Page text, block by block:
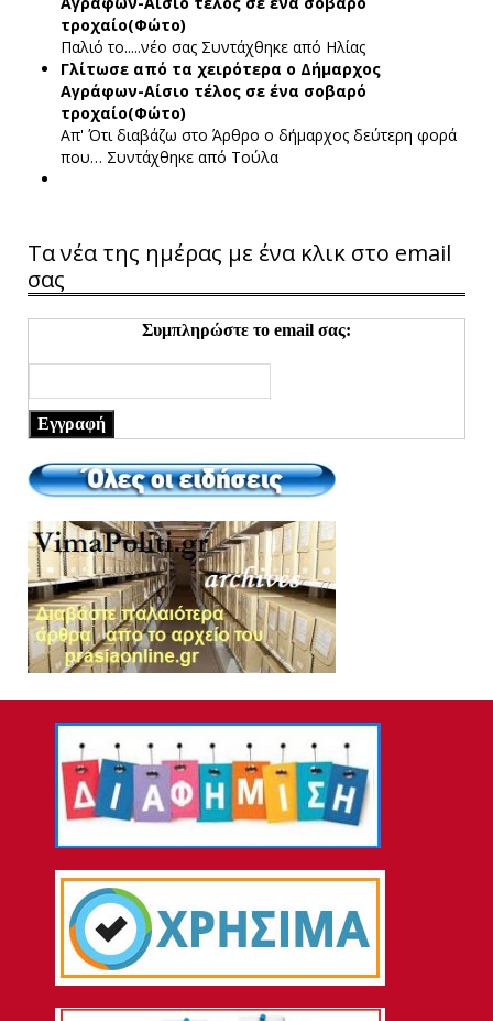
τροχαίο(Φώτο)
Παλιό το.....νέο σας Συντάχθηκε από Ηλίας
Γλίτωσε από τα χειρότερα ο Δήμαρχος
Αγράφων-Αίσιο τέλος σε ένα σοβαρό
τροχαίο(Φώτο)
Απ' Ότι διαβάζω στο Άρθρο ο δήμαρχος δεύτερη φορά
που… Συντάχθηκε από Τούλα
Τα νέα της ημέρας με ένα κλικ στο email
σας
Συμπληρώστε το email σας:
Εγγραφή